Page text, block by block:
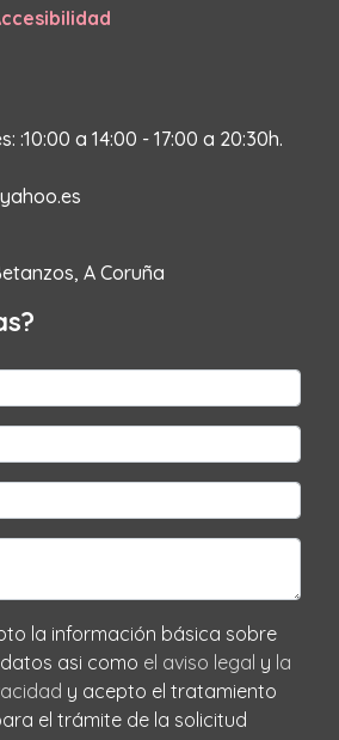
:10:00 a 14:00 - 17:00 a 20:30h.
A Coruña
sobre
protección de datos asi como el aviso legal y la
y acepto el tratamiento
el trámite de la solicitud